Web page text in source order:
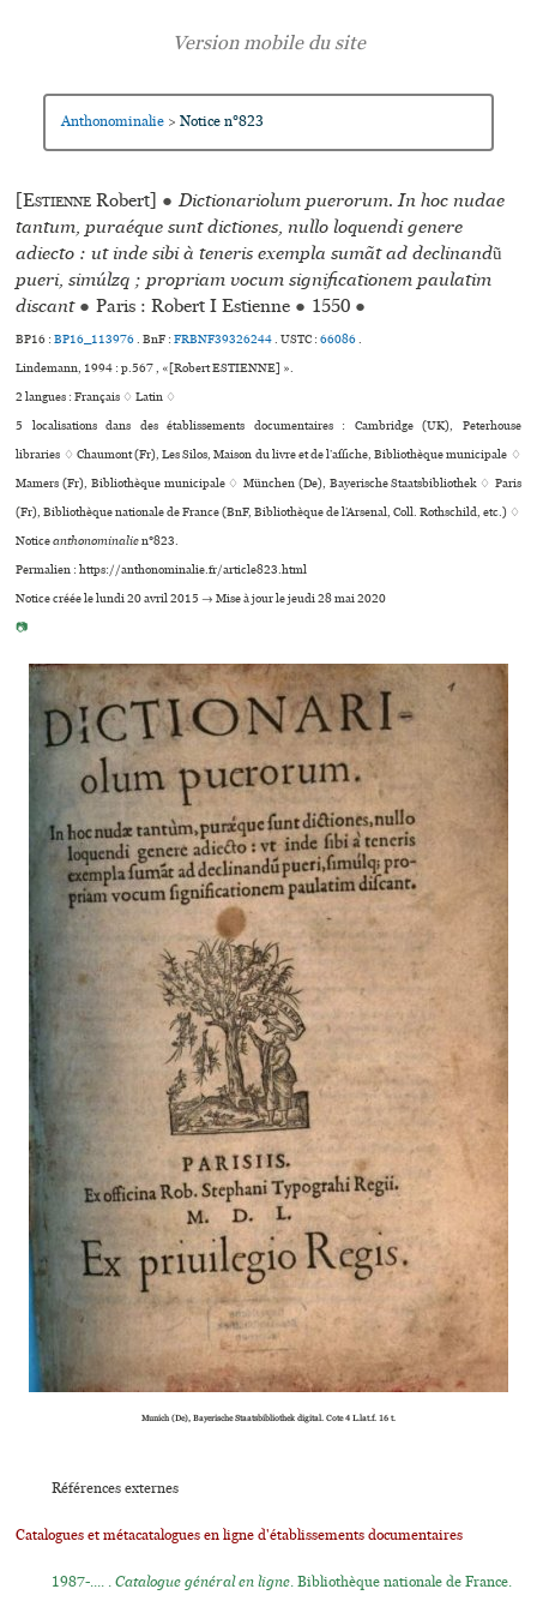
Anthonominalie > Notice n°823
[Estienne Robert] ● Dictionariolum puerorum. In hoc nudae
tantum, puraé­que sunt dic­tio­nes, nullo loquendi genere
adiecto : ut inde sibi à tene­ris exem­pla sumãt ad decli­nandũ
pueri, simúlzq ; propriam vocum signi­fi­ca­tio­nem pau­la­tim
dis­cant ● Paris : Robert I Estienne ● 1550 ●
BP16 :BP16_113976.BnF :FRBNF39326244.USTC :66086.
Lindemann, 1994 : p.567 , «[Robert ESTIENNE] ».
2 langues :Français ♢Latin ♢
5 localisations dans des établissements documentaires : Cambridge (UK), Peterhouse
libraries ♢ Chaumont (Fr), Les Silos, Maison du livre et de l’affi­che, Bibliothèque muni­ci­pale ♢
Mamers (Fr), Bibliothèque muni­ci­pale ♢ München (De), Bayerische Staatsbibliothek ♢ Paris
(Fr), Bibliothèque nationale de France (BnF, Bibliothèque de l’Arsenal, Coll. Rothschild, etc.) ♢
Noticeanthonominalien°823.
Permalien : https://anthonominalie.fr/article823.html
Notice créée le lundi 20 avril 2015 → Mise à jour le jeudi 28 mai 2020
📷
Munich (De), Bayerische Staatsbibliothek digi­tal. Cote 4 L.lat.f. 16 t.
Références externes
Catalogues et métacatalogues en ligne d'établissements documentaires
1987-.... .Catalogue général en ligne. Bibliothèque nationale de France.